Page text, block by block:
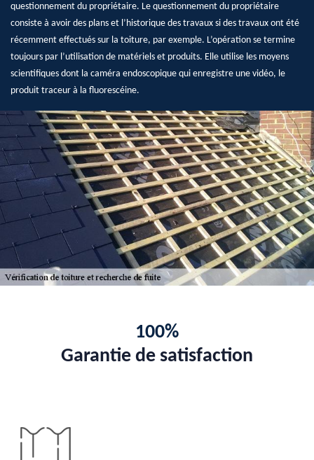
questionnement du propriétaire. Le questionnement du propriétaire
consiste à avoir des plans et l’historique des travaux si des travaux ont été
récemment effectués sur la toiture, par exemple. L’opération se termine
toujours par l’utilisation de matériels et produits. Elle utilise les moyens
scientifiques dont la caméra endoscopique qui enregistre une vidéo, le
produit traceur à la fluorescéine.
100%
Garantie de satisfaction